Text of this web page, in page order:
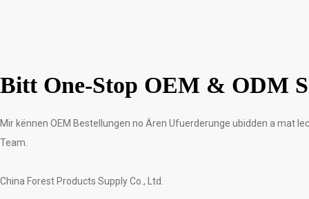
Bitt One-Stop OEM & ODM
Mir kënnen OEM Bestellungen no Ären Ufuerderunge ubidden a mat
Team.
China Forest Products Supply Co., Ltd.